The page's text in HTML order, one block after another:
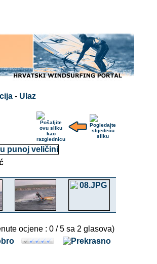
- Ulaz
ocjene : 0 / 5 sa 2 glasova)